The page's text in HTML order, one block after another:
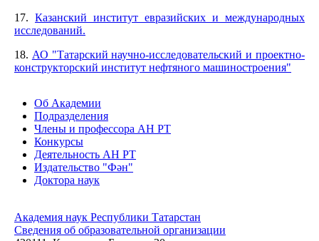
17. Казанский институт евразийских и международных
исследований.
18. АО "Татарский научно-исследовательский и проектно-
конструкторский институт нефтяного машиностроения"
Об Академии
Подразделения
Члены и профессора АН РТ
Конкурсы
Деятельность АН РТ
Издательство "Фән"
Доктора наук
Академия наук Республики Татарстан
Сведения об образовательной организации